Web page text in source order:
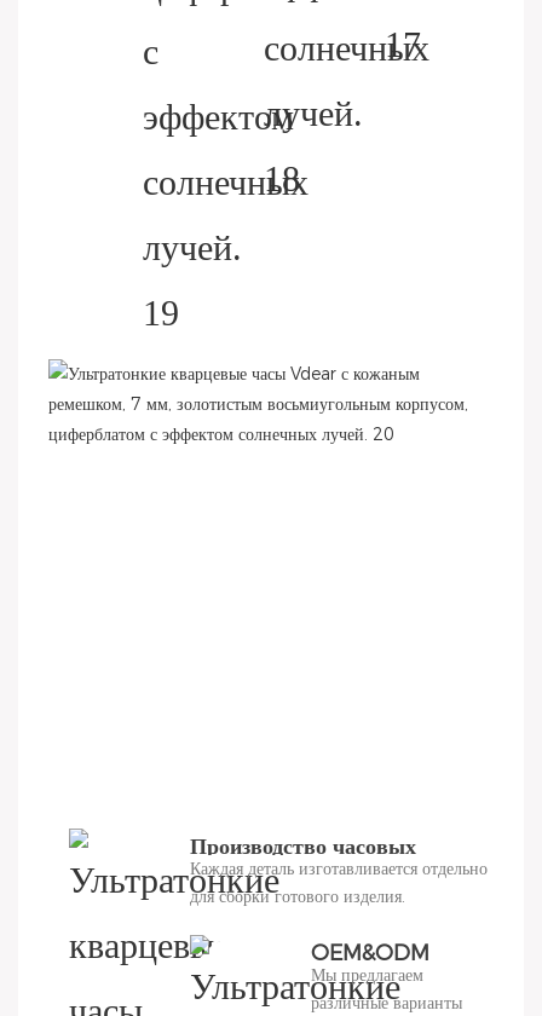
Производство часовых
деталей
Каждая деталь изготавливается отдельно
для сборки готового изделия.
OEM&ODM
упаковка
Мы предлагаем
различные варианты